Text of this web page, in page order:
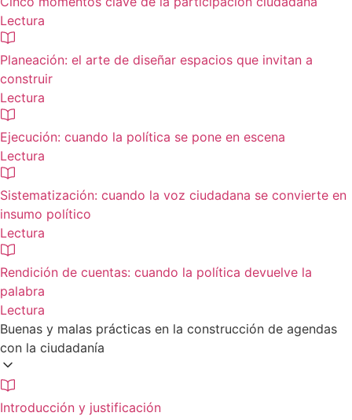
Lectura
Planeación: el arte de diseñar espacios que invitan a
construir
Lectura
Ejecución: cuando la política se pone en escena
Lectura
Sistematización: cuando la voz ciudadana se convierte en
insumo político
Lectura
Rendición de cuentas: cuando la política devuelve la
palabra
Lectura
Buenas y malas prácticas en la construcción de agendas
con la ciudadanía
Introducción y justificación